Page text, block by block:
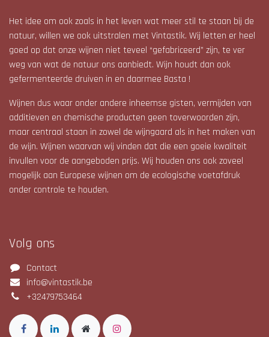
Het idee om ook zoals in het leven wat meer stil te staan bij de
natuur, willen we ook uitstralen met Vintastik. Wij letten er heel
goed op dat onze wijnen niet teveel “gefabriceerd” zijn, te ver
weg van wat de natuur ons aanbiedt. Wijn houdt dan ook
gefermenteerde druiven in en daarmee Basta !
Wijnen dus waar onder andere inheemse gisten, vermijden van
additieven en chemische producten geen toverwoorden zijn,
maar centraal staan in zowel de wijngaard als in het maken van
de wijn. Wijnen waarvan wij vinden dat die een goeie kwaliteit
invullen voor de aangeboden prijs. Wij houden ons ook zoveel
mogelijk aan Europese wijnen om de ecologische voetafdruk
onder controle te houden.
Volg ons
Contact
info@vintastik.be
+32479753464